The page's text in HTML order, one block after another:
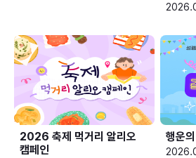
2026 축제 먹거리 알리오
캠페인
행운